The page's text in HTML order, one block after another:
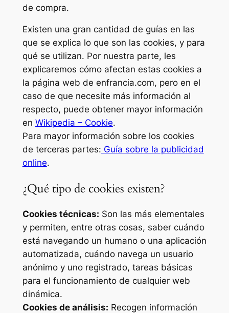
de compra.
Existen una gran cantidad de guías en las
que se explica lo que son las cookies, y para
qué se utilizan. Por nuestra parte, les
explicaremos cómo afectan estas cookies a
la página web de enfrancia.com, pero en el
caso de que necesite más información al
respecto, puede obtener mayor información
en Wikipedia – Cookie.
Para mayor información sobre los cookies
de terceras partes: Guía sobre la publicidad
online.
¿Qué tipo de cookies existen?
Cookies técnicas: Son las más elementales
y permiten, entre otras cosas, saber cuándo
está navegando un humano o una aplicación
automatizada, cuándo navega un usuario
anónimo y uno registrado, tareas básicas
para el funcionamiento de cualquier web
dinámica.
Cookies de análisis: Recogen información